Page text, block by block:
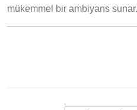
mükemmel bir ambiyans